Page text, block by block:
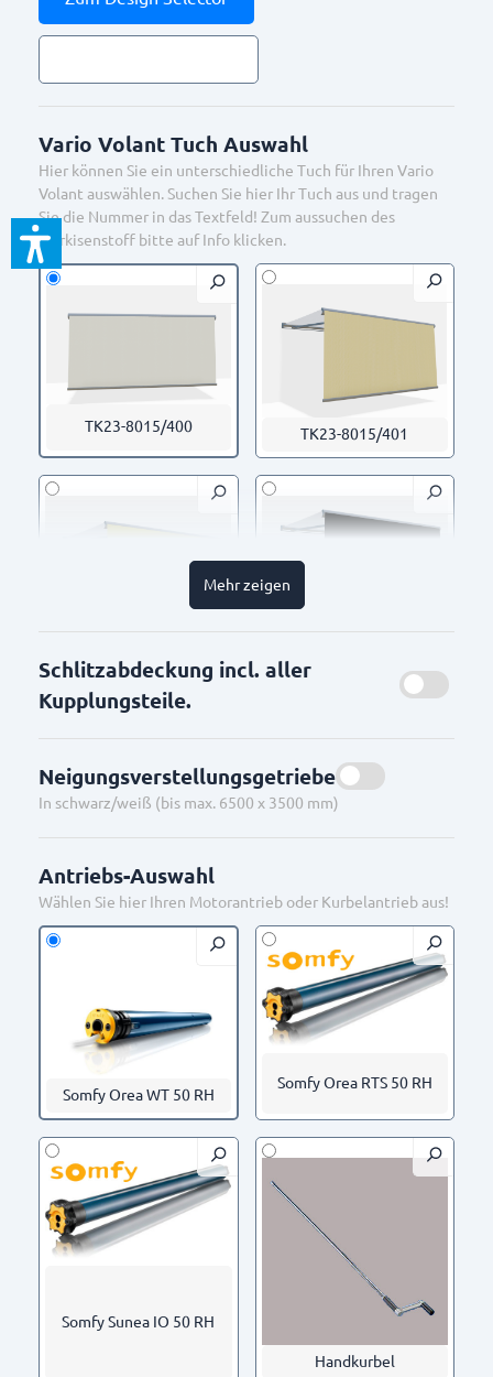
Tiger 29/90147 ca. Ral
9007 Feinstruktur
Tiger 29/60740 Sepia
Brown
Tiger 29/80077 ca. DB
Tiger 29/71289 = Ral
ca. Ral 9005 Feinstruktur
Vario Volant Tuch Auswahl
Hier können Sie ein unterschiedliche Tuch für Ihren Vario
Volant auswählen. Suchen Sie hier Ihr Tuch aus und tragen
Sie die Nummer in das Textfeld! Zum aussuchen des
Markisenstoff bitte auf Info klicken.
TK23-8015/400 TK23-8015/401
TK23-8028/400
TK23-8079/459
Mehr zeigen
Schlitzabdeckung incl. aller
Kupplungsteile.
Neigungsverstellungsgetriebe
In schwarz/weiß (bis max. 6500 x 3500 mm)
Antriebs-Auswahl
Wählen Sie hier Ihren Motorantrieb oder Kurbelantrieb aus!
Somfy Orea WT 50 RH
Somfy Orea RTS 50 RH
Somfy Sunea IO 50 RH
Handkurbel